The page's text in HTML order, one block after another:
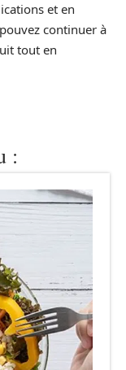
et en
continuer à
tout en
: